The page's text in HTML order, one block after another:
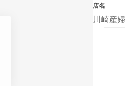
店名
川崎産